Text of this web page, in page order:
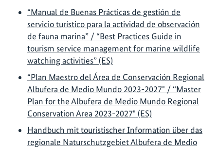
“Manual de Buenas Prácticas de gestión de
servicio turístico para la actividad de observación
de fauna marina” / “Best Practices Guide in
tourism service management for marine wildlife
watching activities” (ES)
“Plan Maestro del Área de Conservación Regional
Albufera de Medio Mundo 2023-2027" / “Master
Plan for the Albufera de Medio Mundo Regional
Conservation Area 2023-2027" (ES)
Handbuch mit touristischer Information über das
regionale Naturschutzgebiet Albufera de Medio